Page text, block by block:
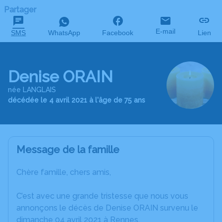
Partager
SMS WhatsApp Facebook E-mail Lien
Denise ORAIN
née LANGLAIS
décédée le 4 avril 2021 à l'âge de 75 ans
Message de la famille
Chère famille, chers amis,
C’est avec une grande tristesse que nous vous
annonçons le décès de Denise ORAIN survenu le
dimanche 04 avril 2021 à Rennes.